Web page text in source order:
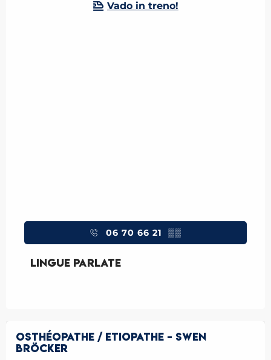
Vado in treno!
06 70 66 21 ▒▒
Lingue parlate
Lingue parlate
OSTHÉOPATHE / ETIOPATHE - SWEN
BRÖCKER